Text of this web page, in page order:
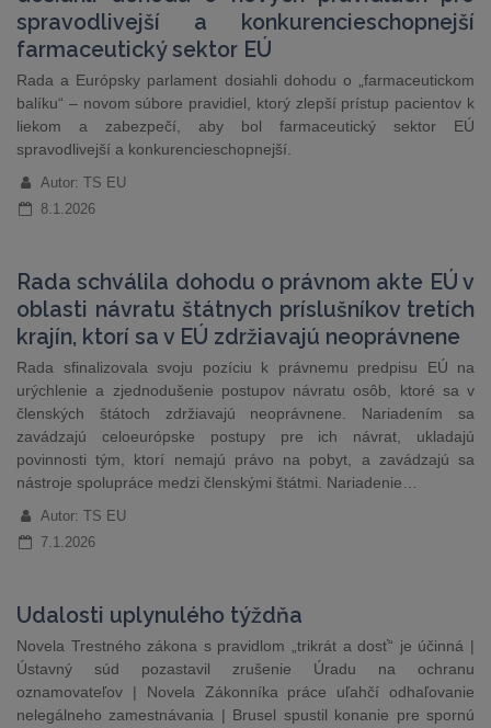
spravodlivejší a konkurencieschopnejší
farmaceutický sektor EÚ
Rada a Európsky parlament dosiahli dohodu o „farmaceutickom
balíku“ – novom súbore pravidiel, ktorý zlepší prístup pacientov k
liekom a zabezpečí, aby bol farmaceutický sektor EÚ
spravodlivejší a konkurencieschopnejší.
Autor: TS EU
8.1.2026
Rada schválila dohodu o právnom akte EÚ v
oblasti návratu štátnych príslušníkov tretích
krajín, ktorí sa v EÚ zdržiavajú neoprávnene
Rada sfinalizovala svoju pozíciu k právnemu predpisu EÚ na
urýchlenie a zjednodušenie postupov návratu osôb, ktoré sa v
členských štátoch zdržiavajú neoprávnene. Nariadením sa
zavádzajú celoeurópske postupy pre ich návrat, ukladajú
povinnosti tým, ktorí nemajú právo na pobyt, a zavádzajú sa
nástroje spolupráce medzi členskými štátmi. Nariadenie…
Autor: TS EU
7.1.2026
Udalosti uplynulého týždňa
Novela Trestného zákona s pravidlom „trikrát a dosť“ je účinná |
Ústavný súd pozastavil zrušenie Úradu na ochranu
oznamovateľov | Novela Zákonníka práce uľahčí odhaľovanie
nelegálneho zamestnávania | Brusel spustil konanie pre spornú